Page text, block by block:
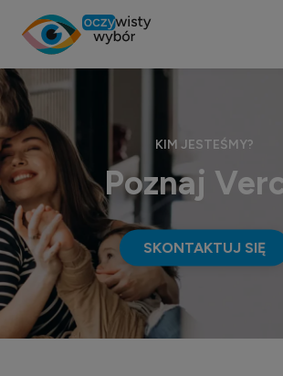
KIM JESTEŚMY?
Poznaj
SKONTAKTUJ SIĘ